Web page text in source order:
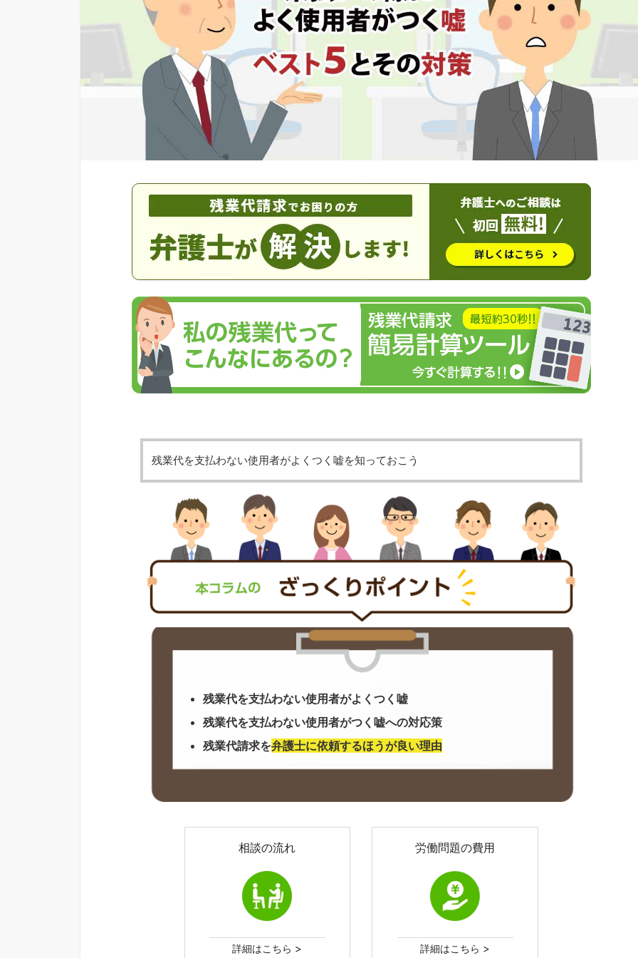
残業代を支払わない使用者がよくつく嘘を知っておこう
残業代を支払わない使用者がよくつく嘘
残業代を支払わない使用者がつく嘘への対応策
残業代請求を弁護士に依頼するほうが良い理由
相談の流れ
詳細はこちら >
労働問題の費用
詳細はこちら >